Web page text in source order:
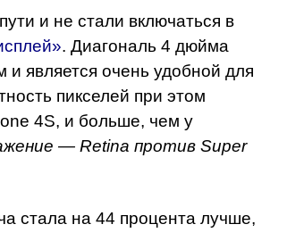
и не стали включаться в
. Диагональ 4 дюйма
является очень удобной для
пикселей при этом
4S, и больше, чем у
— Retina против Super
стала на 44 процента лучше,